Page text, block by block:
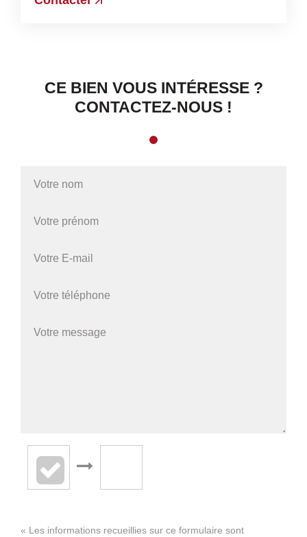
CE BIEN VOUS INTÉRESSE ?
CONTACTEZ-NOUS !
« Les informations recueillies sur ce formulaire sont